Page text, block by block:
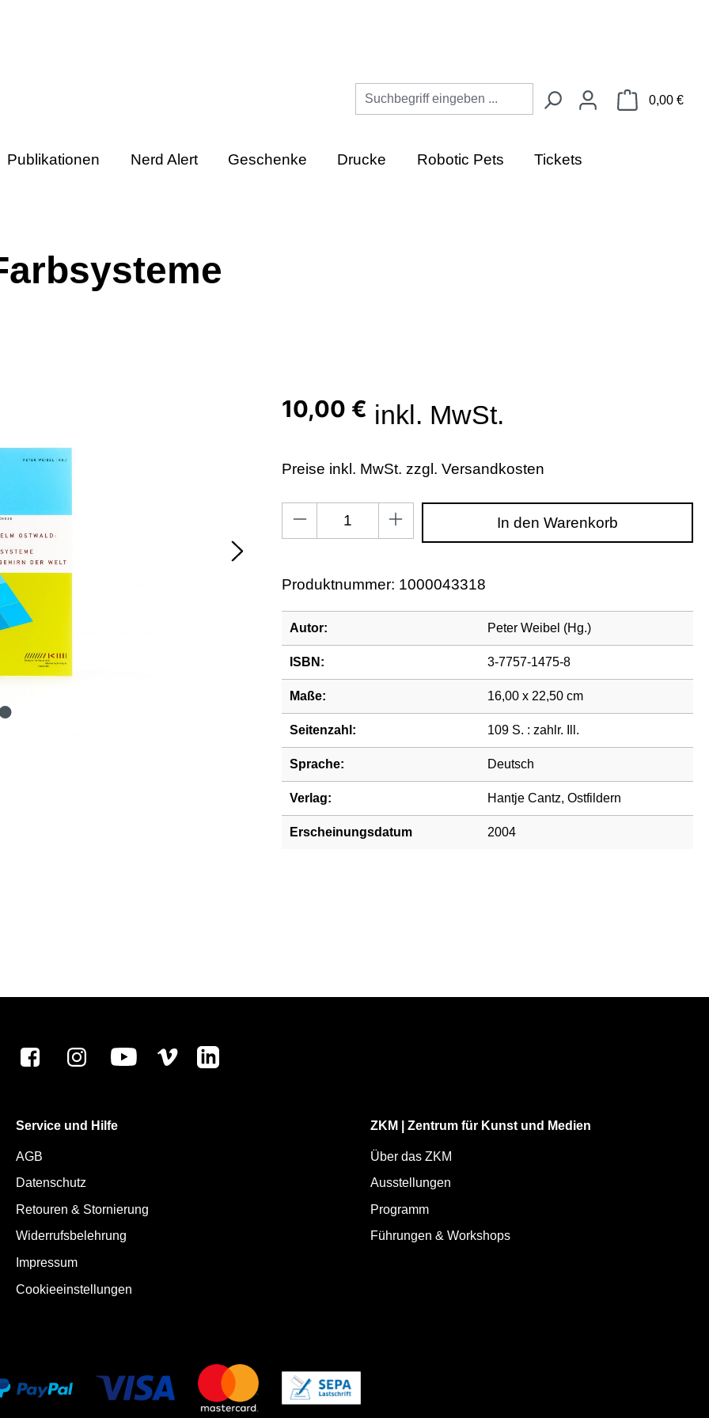
0,00 €
Publikationen Nerd Alert Geschenke Drucke Robotic Pets Tickets
10,00 € inkl. MwSt.
Preise inkl. MwSt. zzgl. Versandkosten
Produkt Anzahl: Gib den gewünschten Wert ein oder
In den Warenkorb
Produktnummer: 1000043318
Autor: Peter Weibel (Hg.)
ISBN: 3-7757-1475-8
Maße: 16,00 x 22,50 cm
Seitenzahl: 109 S. : zahlr. Ill.
Sprache: Deutsch
Verlag: Hantje Cantz, Ostfildern
Erscheinungsdatum 2004
Service und Hilfe
AGB
Datenschutz
Retouren & Stornierung
Widerrufsbelehrung
Impressum
Cookieeinstellungen
ZKM | Zentrum für Kunst und Medien
Über das ZKM
Ausstellungen
Programm
Führungen & Workshops